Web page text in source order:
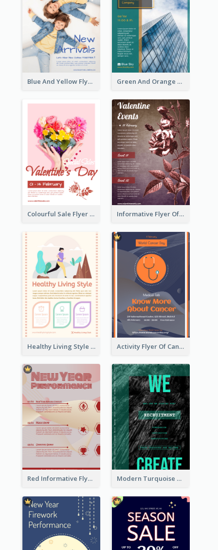
Blue And Yellow Flyer For Children Clothes Green And Orange Flyer Of Opening Ceremony
Colourful Sale Flyer Of Valentine Day With Photo Informative Flyer Of Valentine Activities In Dark Colour Tone
Healthy Living Style Flyer In Warm Colour Tone Activity Flyer Of Cancer Talk In Dark Colour Tone
Red Informative Flyers With Simple Graphics Modern Turquoise Recruitment Design Template